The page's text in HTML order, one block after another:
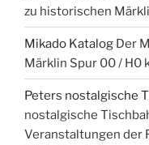
zu historischen
Mikado Katalog Der
Märklin Spur 00 / H0
Peters nostalgische
nostalgische
Veranstaltungen der